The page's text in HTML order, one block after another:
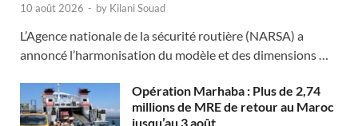
10 août 2026 - by Kilani Souad
L’Agence nationale de la sécurité routière (NARSA) a
annoncé l’harmonisation du modèle et des dimensions …
Opération Marhaba : Plus de 2,74
millions de MRE de retour au Maroc
jusqu’au 3 août